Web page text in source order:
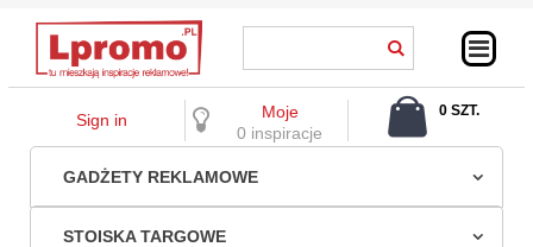
Sign in
Moje
0 inspiracje
0 SZT.
GADŻETY REKLAMOWE
STOISKA TARGOWE